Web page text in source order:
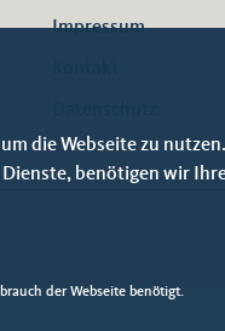
Impressum
die Webseite zu
benötigen wir
der Webseite benötigt.